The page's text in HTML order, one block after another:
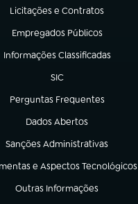
Licitações e Contratos
(abre em nova aba)
Empregados Públicos
(abre em nova aba)
Informações Classificadas
(abre em nova aba)
SIC
(abre em nova aba)
Perguntas Frequentes
(abre em nova aba)
Dados Abertos
(abre em nova aba)
Sanções Administrativas
(abre em nova aba)
e Aspectos Tecnológicos
nova aba)
Outras Informações
(abre em nova aba)